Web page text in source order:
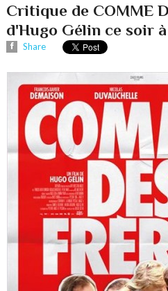
Critique de COMME
d'Hugo Gélin ce soir
Share